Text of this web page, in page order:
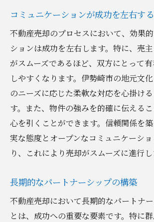
コミュニケーションが成功を左右する
不動産売却のプロセスにおいて、効果
ションは成功を左右します。特に、売
がスムーズであるほど、双方にとって
しやすくなります。伊勢崎市の地元文
のニーズに応じた柔軟な対応を心掛け
す。また、物件の強みを的確に伝える
心を引くことができます。信頼関係を
実な態度とオープンなコミュニケーシ
り、これにより売却がスムーズに進行し
長期的なパートナーシップの構築
不動産売却において長期的なパートナ
とは、成功への重要な要素です。特に